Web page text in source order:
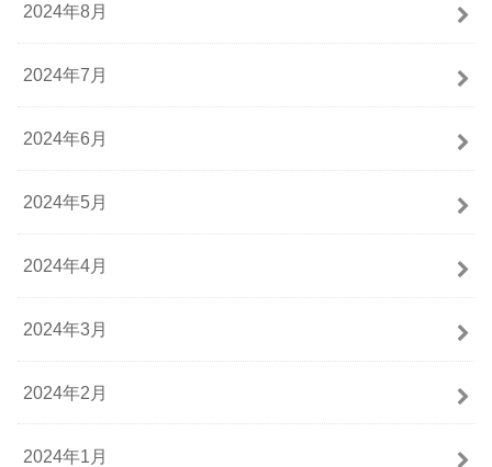
2024年8月
2024年7月
2024年6月
2024年5月
2024年4月
2024年3月
2024年2月
2024年1月